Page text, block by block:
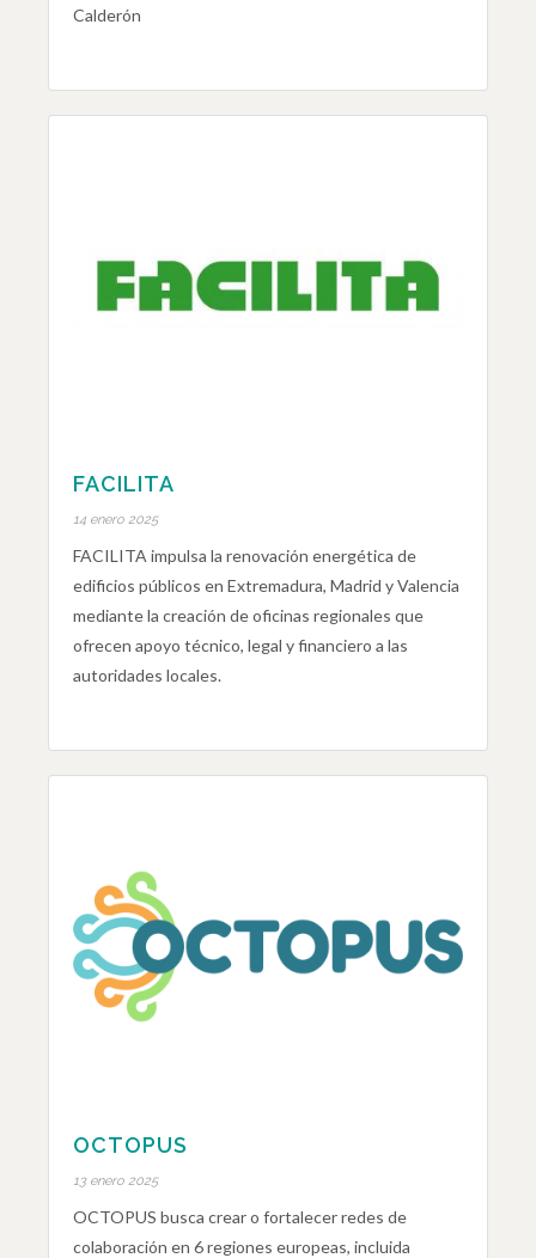
Calderón
FACILITA
14 enero 2025
FACILITA impulsa la renovación energética de
edificios públicos en Extremadura, Madrid y Valencia
mediante la creación de oficinas regionales que
ofrecen apoyo técnico, legal y financiero a las
autoridades locales.
OCTOPUS
13 enero 2025
OCTOPUS busca crear o fortalecer redes de
colaboración en 6 regiones europeas, incluida